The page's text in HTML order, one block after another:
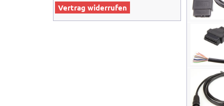
Vertrag widerrufen